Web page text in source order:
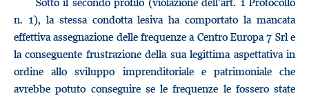
n. 1), la stessa condotta lesiva ha comportato la mancata
effettiva assegnazione delle frequenze a Centro Europa 7 Srl e
la conseguente frustrazione della sua legittima aspettativa in
ordine allo sviluppo imprenditoriale e patrimoniale che
avrebbe potuto conseguire se le frequenze le fossero state